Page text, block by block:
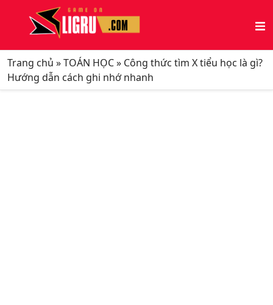
Trang chủ »TOÁN HỌC» Công thức tìm X tiểu học là gì?
Hướng dẫn cách ghi nhớ nhanh